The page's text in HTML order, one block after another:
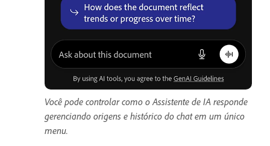
Você pode controlar como o Assistente de IA responde
gerenciando origens e histórico do chat em um único
menu.